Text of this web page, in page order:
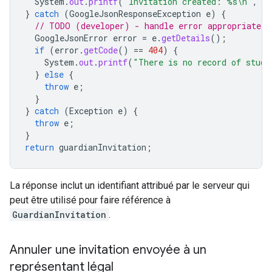
} catch (GoogleJsonResponseException e)
{
// TODO (developer) - handle error appropriately
GoogleJsonError error = e.getDetails();
if (error .getCode() == 404)
{
System .out .printf( "There is no record of
} else {
throw e ;
}
} catch (Exception e)
{
throw e ;
}
return guardianInvitation ;
La réponse inclut un identifiant attribué par le serveur qui
peut être utilisé pour faire référence à
GuardianInvitation .
Annuler une invitation envoyée à un
représentant légal